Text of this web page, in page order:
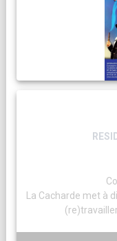
La Cacharde met à